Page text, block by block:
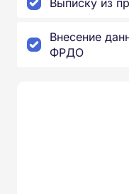
Выписку из
Внесение
ФРДО